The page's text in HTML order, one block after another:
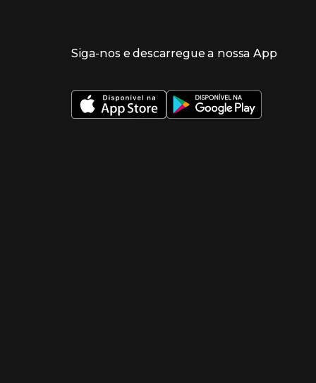
ventana)
ventana)
Siga-nos e descarregue a nossa App